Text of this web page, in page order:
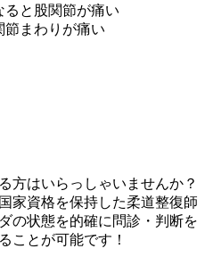
ると股関節が痛い
節まわりが痛い
方はいらっしゃいませんか？
家資格を保持した柔道整復師
の状態を的確に問診・判断を
ことが可能です！